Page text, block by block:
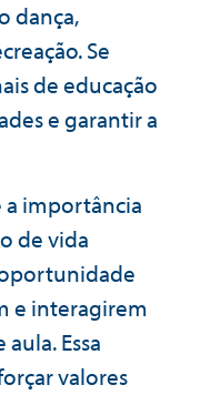
dança,
Se
de educação
e garantir a
a importância
de vida
e interagirem
Essa
valores